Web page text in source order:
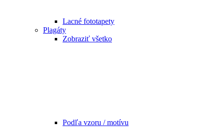
Lacné fototapety
Plagáty
Zobraziť všetko
Podľa vzoru / motívu